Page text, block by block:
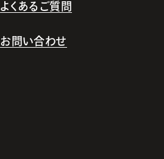
よくあるご質問
お問い合わせ